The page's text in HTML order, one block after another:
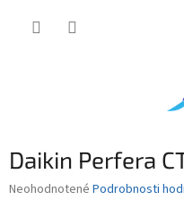
Daikin Perfera
Priemerné
Neohodnotené Podrobnosti